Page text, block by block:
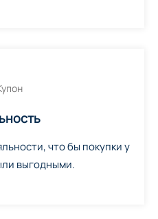
что бы покупки у
выгодными.